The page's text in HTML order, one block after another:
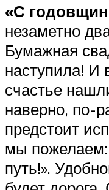
«С
незаметно
Бумажная
наступила! И
счастье
наверно, по-
предстоит
мы
путь!».